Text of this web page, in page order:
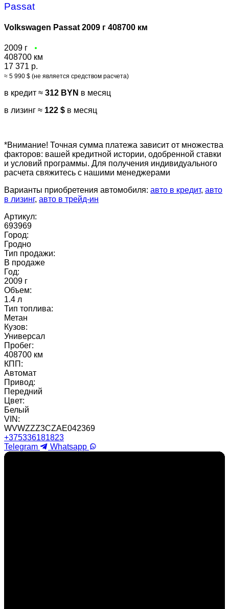
Passat
Volkswagen Passat 2009 г 408700 км
2009 г
408700 км
17 371 р.
≈ 5 990 $ (не является средством расчета)
в кредит ≈ 312 BYN в месяц
в лизинг ≈ 122 $ в месяц
*Внимание! Точная сумма платежа зависит от множества
факторов: вашей кредитной истории, одобренной ставки
и условий программы. Для получения индивидуального
расчета свяжитесь с нашими менеджерами
Варианты приобретения автомобиля: авто в кредит, авто
в лизинг, авто в трейд-ин
Артикул:
693969
Город:
Гродно
Тип продажи:
В продаже
Год:
2009 г
Объем:
1.4 л
Тип топлива:
Метан
Кузов:
Универсал
Пробег:
408700 км
КПП:
Автомат
Привод:
Передний
Цвет:
Белый
VIN:
WVWZZZ3CZAE042369
+375336181823
Telegram
Whatsapp